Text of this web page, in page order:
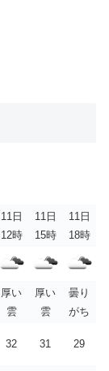
11日
12時
11日
15時
11日
18時
厚い
雲
厚い
雲
曇り
がち
32 31 29